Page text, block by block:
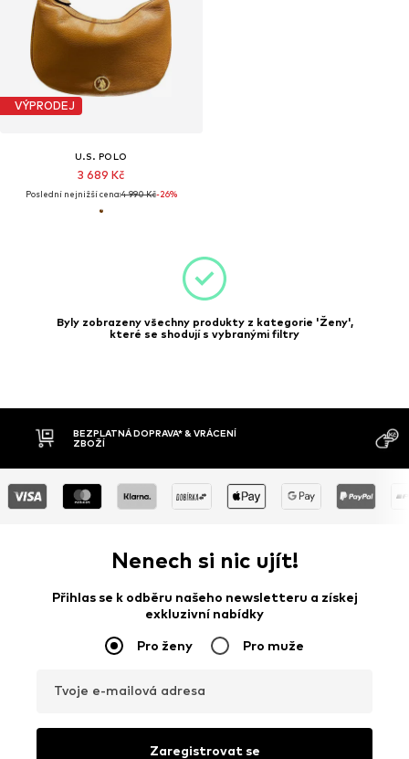
VÝPRODEJ
U.S. POLO
3 689 Kč
Poslední nejnižší cena:4 990 Kč-26%
Byly zobrazeny všechny produkty z kategorie 'Ženy',
které se shodují s vybranými filtry
BEZPLATNÁ DOPRAVA* & VRÁCENÍ
ZBOŽÍ
Nenech si nic ujít!
Přihlas se k odběru našeho newsletteru a získej
exkluzivní nabídky
Pro ženy Pro muže
Tvoje e-mailová adresa
Zaregistrovat se